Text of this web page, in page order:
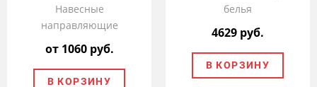
Навесные
направляющие
от 1060 руб.
В КОРЗИНУ
белья
4629 руб.
В КОРЗИНУ